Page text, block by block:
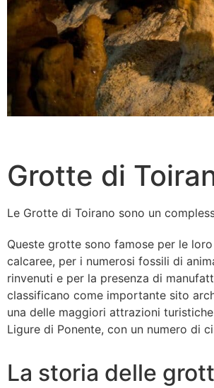
Grotte di
Le Grotte di Toirano sono un
Queste grotte sono famose per le
calcaree, per i numerosi fossili di
rinvenuti e per la presenza di
classificano come importante sito
una delle maggiori attrazioni
Ligure di Ponente, con un numero di
La storia delle